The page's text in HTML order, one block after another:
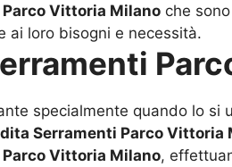
Vittoria Milano che
ai loro bisogni e necessità.
specialmente quando lo
Serramenti Parco Vittoria
Vittoria Milano,